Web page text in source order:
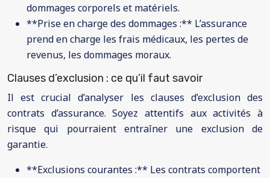
dommages corporels et matériels.
**Prise en charge des dommages :** L’assurance
prend en charge les frais médicaux, les pertes de
revenus, les dommages moraux.
Clauses d’exclusion : ce qu’il faut savoir
Il est crucial d’analyser les clauses d’exclusion des
contrats d’assurance. Soyez attentifs aux activités à
risque qui pourraient entraîner une exclusion de
garantie.
**Exclusions courantes :** Les contrats comportent